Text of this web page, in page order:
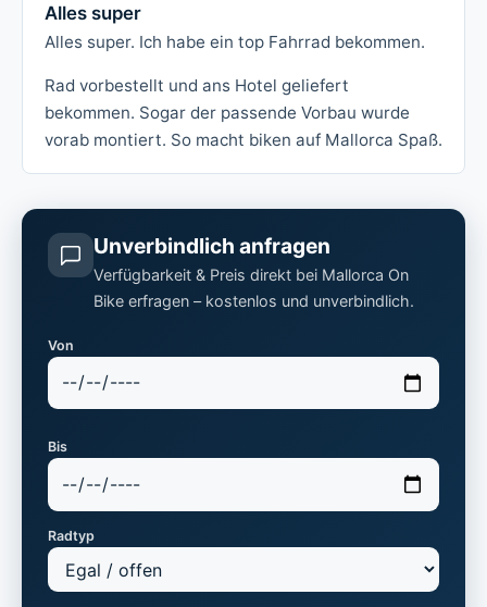
Alles super
Alles super. Ich habe ein top Fahrrad bekommen.
Rad vorbestellt und ans Hotel geliefert
bekommen. Sogar der passende Vorbau wurde
vorab montiert. So macht biken auf Mallorca Spaß.
Unverbindlich anfragen
Verfügbarkeit & Preis direkt bei Mallorca On
Bike erfragen – kostenlos und unverbindlich.
Von
Bis
Radtyp